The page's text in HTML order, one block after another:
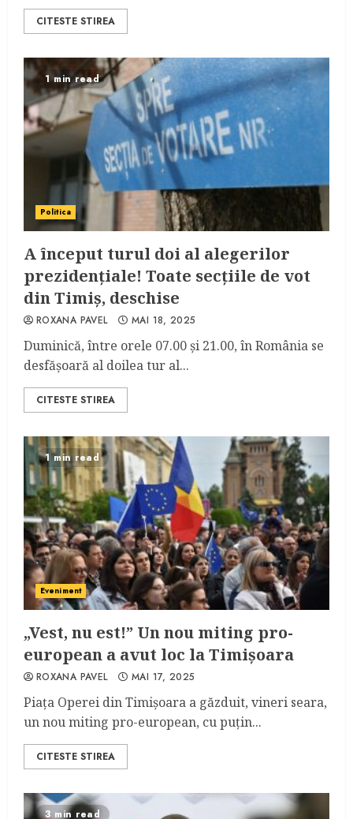
CITESTE STIREA
1 min read
Politica
A început turul doi al alegerilor
prezidențiale! Toate secțiile de vot
din Timiș, deschise
ROXANA PAVEL MAI 18, 2025
Duminică, între orele 07.00 și 21.00, în România se
desfășoară al doilea tur al...
CITESTE STIREA
1 min read
Eveniment
„Vest, nu est!” Un nou miting pro-
european a avut loc la Timișoara
ROXANA PAVEL MAI 17, 2025
Piața Operei din Timișoara a găzduit, vineri seara,
un nou miting pro-european, cu puțin...
CITESTE STIREA
3 min read